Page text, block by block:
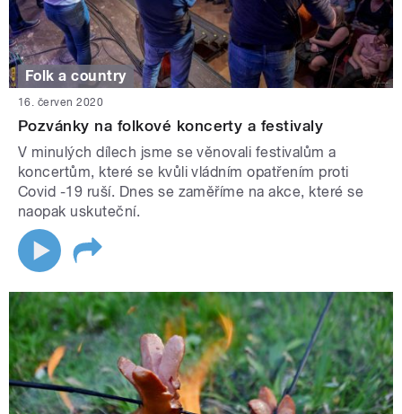
Folk a country
16. červen 2020
Pozvánky na folkové koncerty a festivaly
V minulých dílech jsme se věnovali festivalům a
koncertům, které se kvůli vládním opatřením proti
Covid -19 ruší. Dnes se zaměříme na akce, které se
naopak uskuteční.